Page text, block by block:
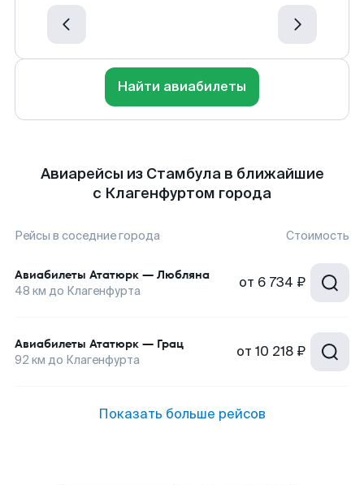
Найти авиабилеты
Авиарейсы из Стамбула в ближайшие
с Клагенфуртом города
Рейсы в соседние города Стоимость
Авиабилеты Ататюрк — Любляна
48 км до Клагенфурта от 6 734 ₽
Авиабилеты Ататюрк — Грац
92 км до Клагенфурта от 10 218 ₽
Показать больше рейсов